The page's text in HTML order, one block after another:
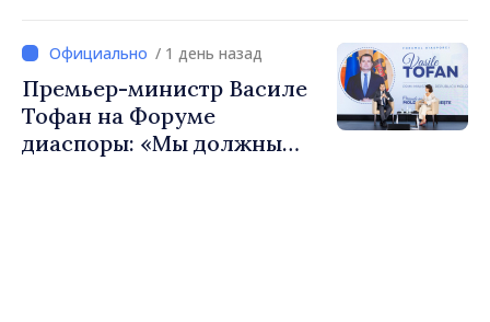
чтобы строить более
сильные сообщества»
/ 1 день назад
Премьер-министр Василе
Тофан на Форуме
диаспоры: «Мы должны